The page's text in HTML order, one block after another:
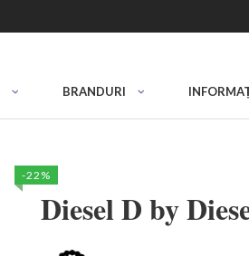
BRANDURI
Diesel D by
-22%